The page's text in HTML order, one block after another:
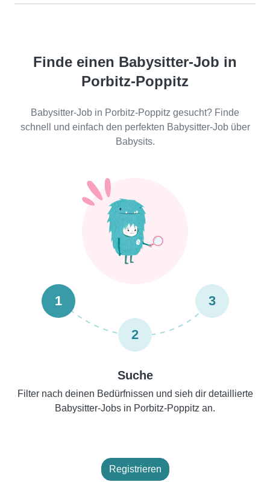
Finde einen Babysitter-Job in
Porbitz-Poppitz
Babysitter-Job in Porbitz-Poppitz gesucht? Finde
schnell und einfach den perfekten Babysitter-Job über
Babysits.
1
2
3
Suche
Filter nach deinen Bedürfnissen und sieh dir detaillierte
Babysitter-Jobs in Porbitz-Poppitz an.
Registrieren